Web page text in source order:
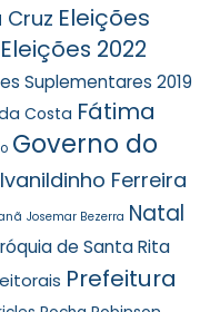
Cruz Eleições
Eleições 2022
Suplementares 2019
Costa Fátima
Governo do
Ivanildinho Ferreira
Josemar Bezerra Natal
de Santa Rita
Prefeitura